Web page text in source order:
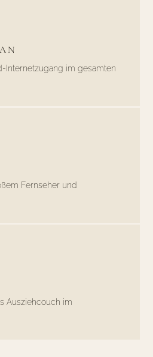
Internetzugang im gesamten
Fernseher und
Ausziehcouch im